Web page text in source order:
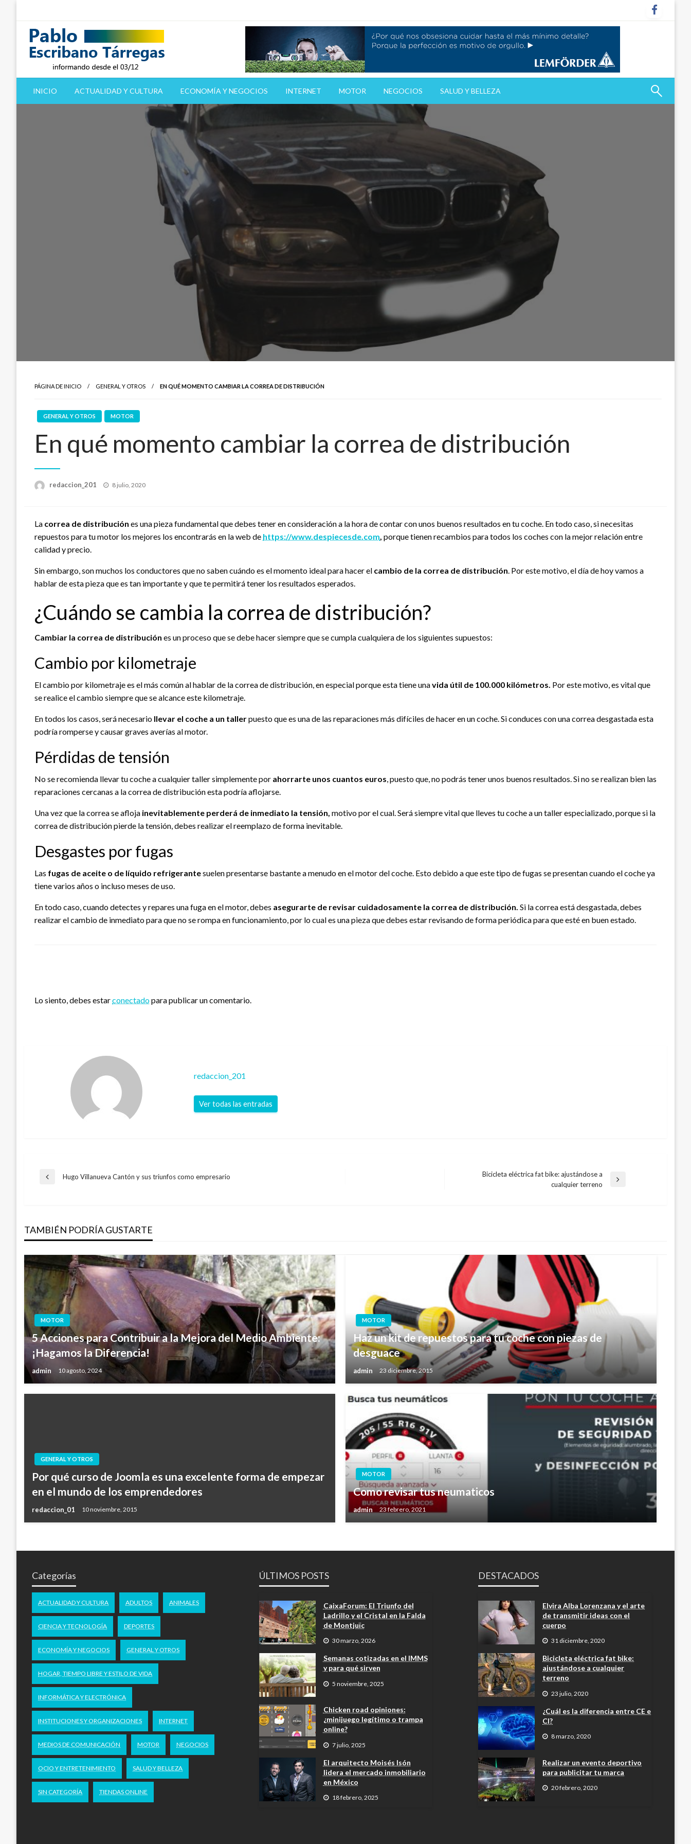
contenido
Pablo Escribano Tárregas
informando desde el 03/12
INICIO ACTUALIDAD Y CULTURA ECONOMÍA Y NEGOCIOS INTERNET MOTOR NEGOCIOS SALUD Y BELLEZA
PÁGINA DE INICIO GENERAL Y OTROS EN QUÉ MOMENTO CAMBIAR LA CORREA DE DISTRIBUCIÓN
GENERAL Y OTROS MOTOR
En qué momento cambiar la correa de distribución
redaccion_201
Publicado
8 julio, 2020
La correa de distribución es una pieza fundamental que debes tener en consideración a la hora de contar con unos buenos resultados en tu coche. En todo caso, si necesitas
repuestos para tu motor los mejores los encontrarás en la web de https://www.despiecesde.com, porque tienen recambios para todos los coches con la mejor relación entre
calidad y precio.
Sin embargo, son muchos los conductores que no saben cuándo es el momento ideal para hacer el cambio de la correa de distribución. Por este motivo, el día de hoy vamos a
hablar de esta pieza que es tan importante y que te permitirá tener los resultados esperados.
¿Cuándo se cambia la correa de distribución?
Cambiar la correa de distribución es un proceso que se debe hacer siempre que se cumpla cualquiera de los siguientes supuestos:
Cambio por kilometraje
El cambio por kilometraje es el más común al hablar de la correa de distribución, en especial porque esta tiene unavida útil de 100.000 kilómetros. Por este motivo, es vital que
se realice el cambio siempre que se alcance este kilometraje.
En todos los casos, será necesario llevar el coche a un tallerpuesto que es una de las reparaciones más difíciles de hacer en un coche. Si conduces con una correa desgastada esta
podría romperse y causar graves averías al motor.
Pérdidas de tensión
No se recomienda llevar tu coche a cualquier taller simplemente por ahorrarte unos cuantos euros, puesto que, no podrás tener unos buenos resultados. Si no se realizan bien las
reparaciones cercanas a la correa de distribución esta podría aflojarse.
Una vez que la correa se afloja inevitablemente perderá de inmediato la tensión, motivo por el cual. Será siempre vital que lleves tu coche a un taller especializado, porque si la
correa de distribución pierde la tensión, debes realizar el reemplazo de forma inevitable.
Desgastes por fugas
Las fugas de aceite o de líquido refrigerantesuelen presentarse bastante a menudo en el motor del coche. Esto debido a que este tipo de fugas se presentan cuando el coche ya
tiene varios años o incluso meses de uso.
En todo caso, cuando detectes y repares una fuga en el motor, debes asegurarte de revisar cuidadosamente la correa de distribución. Si la correa está desgastada, debes
realizar el cambio de inmediato para que no se rompa en funcionamiento, por lo cual es una pieza que debes estar revisando de forma periódica para que esté en buen estado.
Lo siento, debes estarconectadopara publicar un comentario.
redaccion_201
Ver todas las entradas
Navegación
entradas
Entrada
Hugo Villanueva Cantón y sus triunfos como empresario
Bicicleta eléctrica fat bike: ajustándose a
cualquier terreno
TAMBIÉN PODRÍA GUSTARTE
MOTOR
5 Acciones para Contribuir a la Mejora del Medio Ambiente:
¡Hagamos la Diferencia!
admin 10 agosto, 2024
MOTOR
Haz un kit de repuestos para tu coche con piezas de
desguace
admin 23 diciembre, 2015
GENERAL Y OTROS
Por qué curso de Joomla es una excelente forma de empezar
en el mundo de los emprendedores
redaccion_01 10 noviembre, 2015
MOTOR
Como revisar tus neumaticos
admin 23 febrero, 2021
Categorías
ACTUALIDAD Y CULTURA ADULTOS ANIMALES
CIENCIA Y TECNOLOGÍA DEPORTES
ECONOMÍA Y NEGOCIOS GENERAL Y OTROS
HOGAR, TIEMPO LIBRE Y ESTILO DE VIDA
INFORMÁTICA Y ELECTRÓNICA
INSTITUCIONES Y ORGANIZACIONES INTERNET
MEDIOS DE COMUNICACIÓN MOTOR NEGOCIOS
OCIO Y ENTRETENIMIENTO SALUD Y BELLEZA
SIN CATEGORÍA TIENDAS ONLINE
ÚLTIMOS POSTS
CaixaForum: El Triunfo del
Ladrillo y el Cristal en la Falda
de Montjuïc
30 marzo, 2026
Semanas cotizadas en el IMMS
y para qué sirven
5 noviembre, 2025
Chicken road opiniones:
¿minijuego legítimo o trampa
online?
7 julio, 2025
El arquitecto Moisés Isón
lidera el mercado inmobiliario
en México
18 febrero, 2025
DESTACADOS
Elvira Alba Lorenzana y el arte
de transmitir ideas con el
cuerpo
31 diciembre, 2020
Bicicleta eléctrica fat bike:
ajustándose a cualquier
terreno
23 julio, 2020
¿Cuál es la diferencia entre CE e
CI?
8 marzo, 2020
Realizar un evento deportivo
para publicitar tu marca
20 febrero, 2020